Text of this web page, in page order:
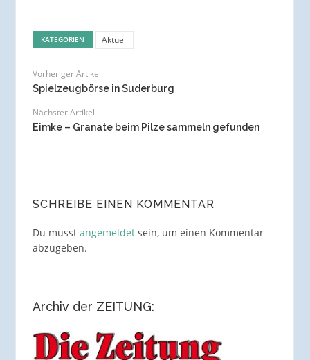
KATEGORIEN Aktuell
Vorheriger Artikel
Spielzeugbörse in Suderburg
Nächster Artikel
Eimke – Granate beim Pilze sammeln gefunden
SCHREIBE EINEN KOMMENTAR
Du musst angemeldetsein, um einen Kommentar
abzugeben.
Archiv der ZEITUNG: